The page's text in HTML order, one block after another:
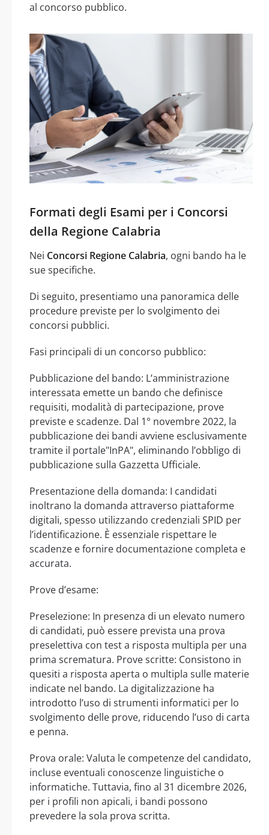
al concorso pubblico.
Formati degli Esami per i Concorsi
della Regione Calabria
Nei Concorsi Regione Calabria, ogni bando ha le
sue specifiche.
Di seguito, presentiamo una panoramica delle
procedure previste per lo svolgimento dei
concorsi pubblici.
Fasi principali di un concorso pubblico:
Pubblicazione del bando: L’amministrazione
interessata emette un bando che definisce
requisiti, modalità di partecipazione, prove
previste e scadenze. Dal 1° novembre 2022, la
pubblicazione dei bandi avviene esclusivamente
tramite il portale"InPA", eliminando l’obbligo di
pubblicazione sulla Gazzetta Ufficiale.
Presentazione della domanda: I candidati
inoltrano la domanda attraverso piattaforme
digitali, spesso utilizzando credenziali SPID per
l’identificazione. È essenziale rispettare le
scadenze e fornire documentazione completa e
accurata.
Prove d’esame:
Preselezione: In presenza di un elevato numero
di candidati, può essere prevista una prova
preselettiva con test a risposta multipla per una
prima scrematura. Prove scritte: Consistono in
quesiti a risposta aperta o multipla sulle materie
indicate nel bando. La digitalizzazione ha
introdotto l’uso di strumenti informatici per lo
svolgimento delle prove, riducendo l’uso di carta
e penna.
Prova orale: Valuta le competenze del candidato,
incluse eventuali conoscenze linguistiche o
informatiche. Tuttavia, fino al 31 dicembre 2026,
per i profili non apicali, i bandi possono
prevedere la sola prova scritta.